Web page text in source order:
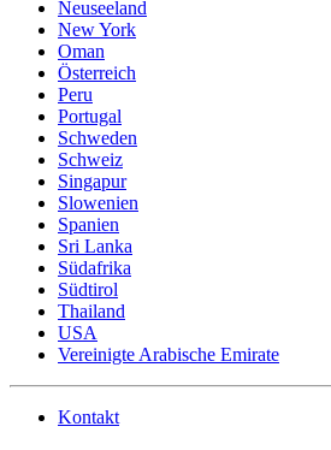
Neuseeland
New York
Oman
Österreich
Peru
Portugal
Schweden
Schweiz
Singapur
Slowenien
Spanien
Sri Lanka
Südafrika
Südtirol
Thailand
USA
Vereinigte Arabische Emirate
Kontakt